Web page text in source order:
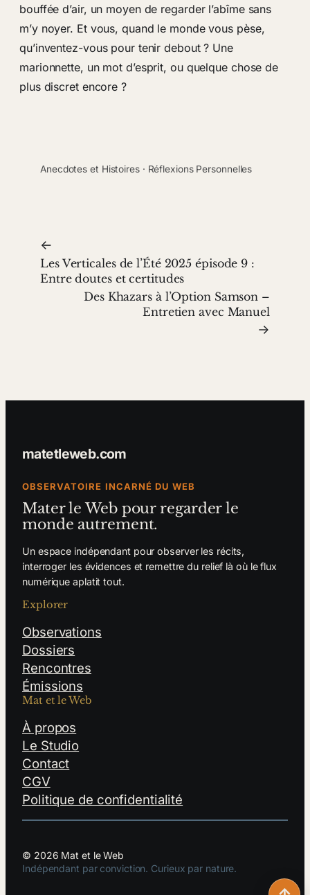
bouffée d’air, un moyen de regarder l’abîme sans
m’y noyer. Et vous, quand le monde vous pèse,
qu’inventez-vous pour tenir debout ? Une
marionnette, un mot d’esprit, ou quelque chose de
plus discret encore ?
Anecdotes et Histoires · Réflexions Personnelles
←
Les Verticales de l’Été 2025 épisode 9 :
Entre doutes et certitudes
Des Khazars à l’Option Samson –
Entretien avec Manuel
→
matetleweb.com
OBSERVATOIRE INCARNÉ DU WEB
Mater le Web pour regarder le
monde autrement.
Un espace indépendant pour observer les récits,
interroger les évidences et remettre du relief là où le flux
numérique aplatit tout.
Explorer
Observations
Dossiers
Rencontres
Émissions
Mat et le Web
À propos
Le Studio
Contact
CGV
Politique de confidentialité
© 2026 Mat et le Web
Indépendant par conviction. Curieux par nature.